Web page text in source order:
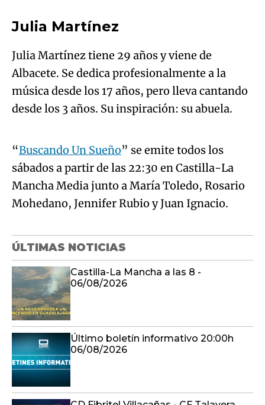
música desde los 17 años, pero lleva cantando
desde los 3 años. Su inspiración: su abuela.
An error occurred, please try again later.
Try again
“Buscando Un Sueño” se emite todos los
sábados a partir de las 22:30 en Castilla-La
Mohedano, Jennifer Rubio y Juan Ignacio.
ÚLTIMAS NOTICIAS
Castilla-La Mancha a las 8 -
Último boletín informativo 20:00h
06/08/2026
CD Fibritel Villacañas - CF Talavera
de la Reina | Directo 06/08/26